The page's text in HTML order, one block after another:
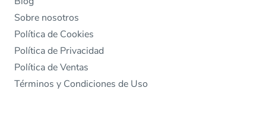
Sobre nosotros
Política de Cookies
Política de Privacidad
Política de Ventas
Términos y Condiciones de Uso